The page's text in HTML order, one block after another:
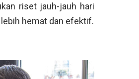
riset jauh-jauh hari
hemat dan efektif.